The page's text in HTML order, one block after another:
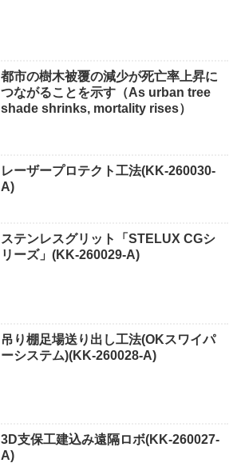
都市の樹木被覆の減少が死亡率上昇に
つながることを示す（As urban tree
shade shrinks, mortality rises）
レーザープロテクト⼯法(KK-260030-
A)
ステンレスグリット「STELUX CGシ
リーズ」(KK-260029-A)
吊り棚足場送り出し工法(OKスワイパ
ーシステム)(KK-260028-A)
3D支保工建込み遠隔ロボ(KK-260027-
A)